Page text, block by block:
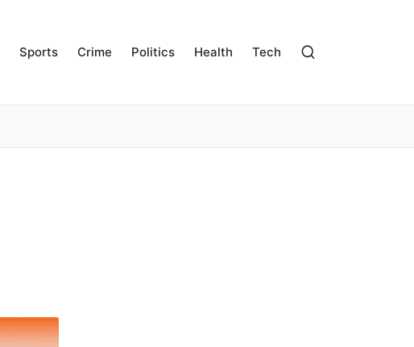
Sports Crime Politics Health Tech